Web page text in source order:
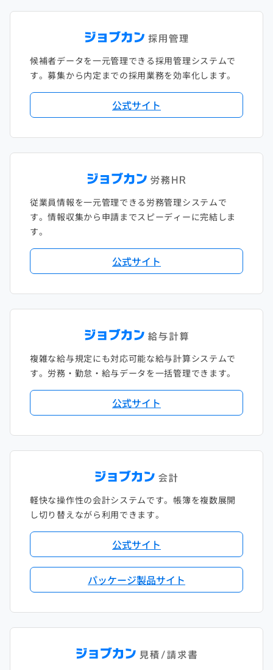
候補者データを一元管理できる採用管理システムで
す。募集から内定までの採用業務を効率化します。
公式サイト
従業員情報を一元管理できる労務管理システムで
す。情報収集から申請までスピーディーに完結しま
す。
公式サイト
複雑な給与規定にも対応可能な給与計算システムで
す。労務・勤怠・給与データを一括管理できます。
公式サイト
軽快な操作性の会計システムです。帳簿を複数展開
し切り替えながら利用できます。
公式サイト
パッケージ製品サイト